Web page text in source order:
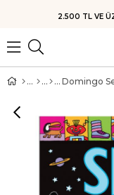
Domingo